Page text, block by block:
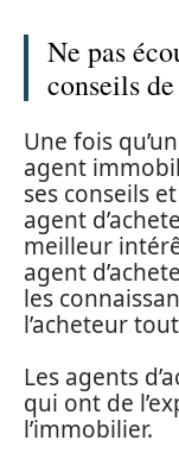
Ne pas
conseils
Une fois
agent
ses conseils
agent
meilleur
agent
les
l’acheteur
Les agents
qui ont de
l’immobilier.